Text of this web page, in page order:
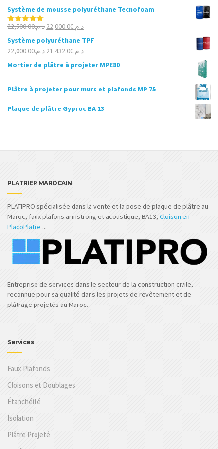
Système de mousse polyuréthane Tecnofoam
Note5.00د.م.22,500.00
Le
initial
était :
د.م.22,500.00.
د.م.22,000.00
Le
est :
Système polyuréthane TPF
د.م.22,000.00
Le
prix
د.م.22,000.00.
د.م.21,432.00
Le
actuel
د.م.21,432.00.
Mortier de plâtre à projeter MPE80
Plâtre à projeter pour murs et plafonds MP 75
Plaque de plâtre Gyproc BA 13
PLATRIER MAROCAIN
PLATIPRO spécialisée dans la vente et la pose de plaque de plâtre au
Maroc, faux plafons armstrong et acoustique, BA13, Cloison en
PlacoPlatre ...
Entreprise de services dans le secteur de la construction civile,
reconnue pour sa qualité dans les projets de revêtement et de
plâtrage projetés au Maroc.
Services
Faux Plafonds
Cloisons et Doublages
Étanchéité
Isolation
Plâtre Projeté